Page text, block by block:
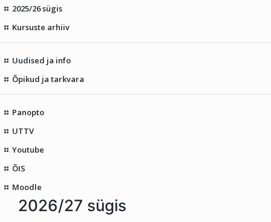
2025/26 sügis
Kursuste arhiiv
Uudised ja info
Õpikud ja tarkvara
Panopto
UTTV
Youtube
ÕIS
Moodle
2026/27 sügis